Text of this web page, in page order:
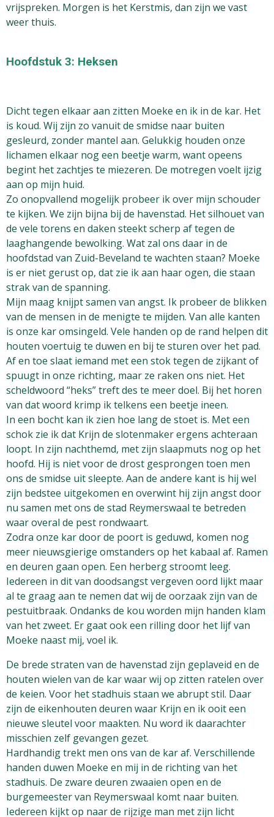
vrijspreken. Morgen is het Kerstmis, dan zijn we vast
weer thuis.
Hoofdstuk 3: Heksen
Dicht tegen elkaar aan zitten Moeke en ik in de kar. Het
is koud. Wij zijn zo vanuit de smidse naar buiten
gesleurd, zonder mantel aan. Gelukkig houden onze
lichamen elkaar nog een beetje warm, want opeens
begint het zachtjes te miezeren. De motregen voelt ijzig
aan op mijn huid.
Zo onopvallend mogelijk probeer ik over mijn schouder
te kijken. We zijn bijna bij de havenstad. Het silhouet van
de vele torens en daken steekt scherp af tegen de
laaghangende bewolking. Wat zal ons daar in de
hoofdstad van Zuid-Beveland te wachten staan? Moeke
is er niet gerust op, dat zie ik aan haar ogen, die staan
strak van de spanning.
Mijn maag knijpt samen van angst. Ik probeer de blikken
van de mensen in de menigte te mijden. Van alle kanten
is onze kar omsingeld. Vele handen op de rand helpen dit
houten voertuig te duwen en bij te sturen over het pad.
Af en toe slaat iemand met een stok tegen de zijkant of
spuugt in onze richting, maar ze raken ons niet. Het
scheldwoord “heks” treft des te meer doel. Bij het horen
van dat woord krimp ik telkens een beetje ineen.
In een bocht kan ik zien hoe lang de stoet is. Met een
schok zie ik dat Krijn de slotenmaker ergens achteraan
loopt. In zijn nachthemd, met zijn slaapmuts nog op het
hoofd. Hij is niet voor de drost gesprongen toen men
ons de smidse uit sleepte. Aan de andere kant is hij wel
zijn bedstee uitgekomen en overwint hij zijn angst door
nu samen met ons de stad Reymerswaal te betreden
waar overal de pest rondwaart.
Zodra onze kar door de poort is geduwd, komen nog
meer nieuwsgierige omstanders op het kabaal af. Ramen
en deuren gaan open. Een herberg stroomt leeg.
Iedereen in dit van doodsangst vergeven oord lijkt maar
al te graag aan te nemen dat wij de oorzaak zijn van de
pestuitbraak. Ondanks de kou worden mijn handen klam
van het zweet. Er gaat ook een rilling door het lijf van
Moeke naast mij, voel ik.
De brede straten van de havenstad zijn geplaveid en de
houten wielen van de kar waar wij op zitten ratelen over
de keien. Voor het stadhuis staan we abrupt stil. Daar
zijn de eikenhouten deuren waar Krijn en ik ooit een
nieuwe sleutel voor maakten. Nu word ik daarachter
misschien zelf gevangen gezet.
Hardhandig trekt men ons van de kar af. Verschillende
handen duwen Moeke en mij in de richting van het
stadhuis. De zware deuren zwaaien open en de
burgemeester van Reymerswaal komt naar buiten.
Iedereen kijkt op naar de rijzige man met zijn licht